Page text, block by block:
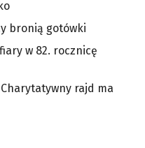
bronią gotówki
w 82. rocznicę
rajd ma